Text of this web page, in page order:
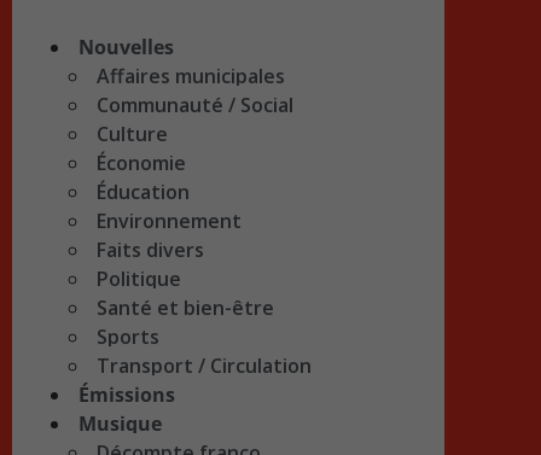
Nouvelles
Affaires municipales
Communauté / Social
Culture
Économie
Éducation
Environnement
Faits divers
Politique
Santé et bien-être
Sports
Transport / Circulation
Émissions
Musique